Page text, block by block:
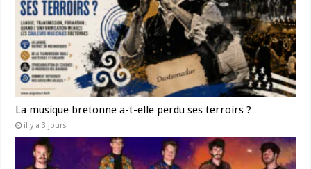
La musique bretonne a-t-elle perdu ses terroirs ?
il y a 3 jours